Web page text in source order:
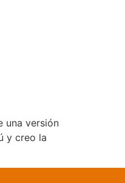
una versión
y creo la